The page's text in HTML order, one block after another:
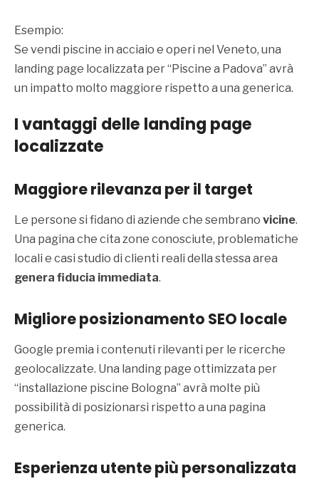
Esempio:
Se vendi piscine in acciaio e operi nel Veneto, una
landing page localizzata per “Piscine a Padova” avrà
un impatto molto maggiore rispetto a una generica.
I vantaggi delle landing page
localizzate
Maggiore rilevanza per il target
Le persone si fidano di aziende che sembrano vicine.
Una pagina che cita zone conosciute, problematiche
locali e casi studio di clienti reali della stessa area
genera fiducia immediata.
Migliore posizionamento SEO locale
Google premia i contenuti rilevanti per le ricerche
geolocalizzate. Una landing page ottimizzata per
“installazione piscine Bologna” avrà molte più
possibilità di posizionarsi rispetto a una pagina
generica.
Esperienza utente più personalizzata